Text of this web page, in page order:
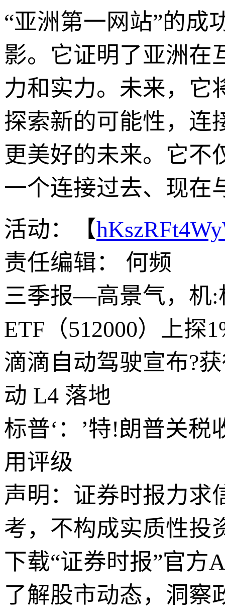
“亚洲第一网站”的成
影。它证明了亚洲在
力和实力。未来，它
探索新的可能性，连
更美好的未来。它不
一个连接过去、现在
活动：【
责任编辑： 何频
三季报—高景气，机:
ETF（512000）上探
滴滴自动驾驶宣布?
动 L4 落地
标普‘：’特!朗普关
用评级
声明：证券时报力求
考，不构成实质性投
下载“证券时报”官方
了解股市动态，洞察